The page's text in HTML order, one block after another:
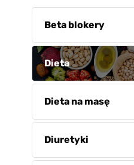
Beta blokery
Dieta
Dieta na masę
Diuretyki